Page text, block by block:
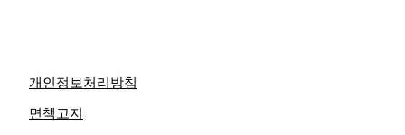
개인정보처리방침
면책고지